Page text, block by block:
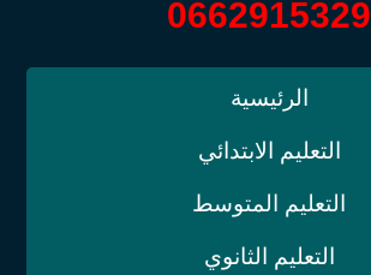
0662915329
الرئيسية
التعليم الابتدائي
التعليم المتوسط
التعليم الثانوي